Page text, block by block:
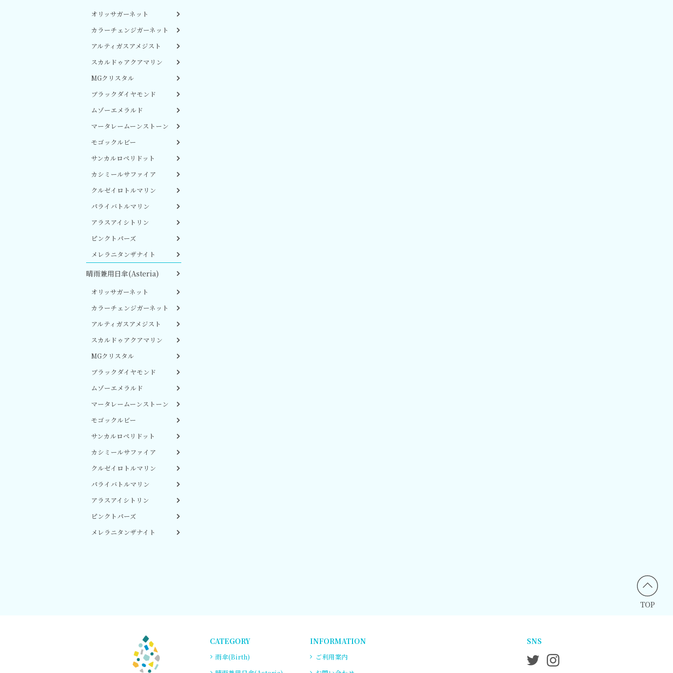
オリッサガーネット
カラーチェンジガーネット
アルティガスアメジスト
スカルドゥアクアマリン
MGクリスタル
ブラックダイヤモンド
ムゾーエメラルド
マータレームーンストーン
モゴックルビー
サンカルロペリドット
カシミールサファイア
クルゼイロトルマリン
パライバトルマリン
アラスアイシトリン
ピンクトパーズ
メレラニタンザナイト
晴雨兼用日傘(Asteria)
オリッサガーネット
カラーチェンジガーネット
アルティガスアメジスト
スカルドゥアクアマリン
MGクリスタル
ブラックダイヤモンド
ムゾーエメラルド
マータレームーンストーン
モゴックルビー
サンカルロペリドット
カシミールサファイア
クルゼイロトルマリン
パライバトルマリン
アラスアイシトリン
ピンクトパーズ
メレラニタンザナイト
TOP
CATEGORY
雨傘(Birth)
INFORMATION
ご利用案内
SNS